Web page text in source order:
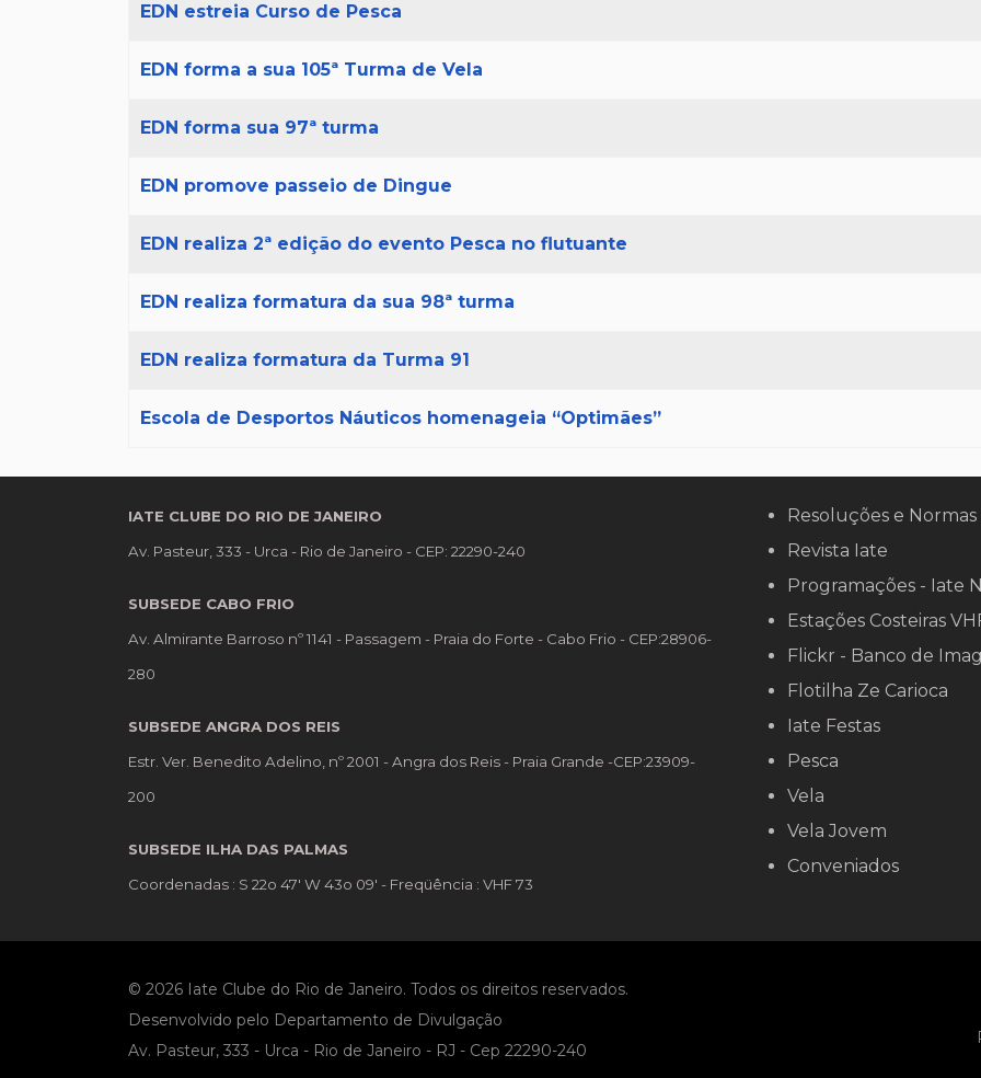
EDN estreia Curso de Pesca
EDN forma a sua 105ª Turma de Vela
EDN forma sua 97ª turma
EDN promove passeio de Dingue
EDN realiza 2ª edição do evento Pesca no flutuante
EDN realiza formatura da sua 98ª turma
EDN realiza formatura da Turma 91
Escola de Desportos Náuticos homenageia “Optimães”
IATE CLUBE DO RIO DE JANEIRO
Av. Pasteur, 333 - Urca - Rio de Janeiro - CEP: 22290-240
SUBSEDE CABO FRIO
Av. Almirante Barroso nº 1141 - Passagem - Praia do Forte - Cabo Frio - CEP:28906-
280
SUBSEDE ANGRA DOS REIS
Estr. Ver. Benedito Adelino, nº 2001 - Angra dos Reis - Praia Grande -CEP:23909-
200
SUBSEDE ILHA DAS PALMAS
Coordenadas : S 22o 47' W 43o 09' - Freqüência : VHF 73
Resoluções e Normas
Revista Iate
Programações - Iate
Estações Costeiras
Flickr - Banco de
Flotilha Ze Carioca
Iate Festas
Pesca
Vela
Vela Jovem
Conveniados
© 2026 Iate Clube do Rio de Janeiro. Todos os direitos reservados.
Desenvolvido pelo Departamento de Divulgação
Av. Pasteur, 333 - Urca - Rio de Janeiro - RJ - Cep 22290-240